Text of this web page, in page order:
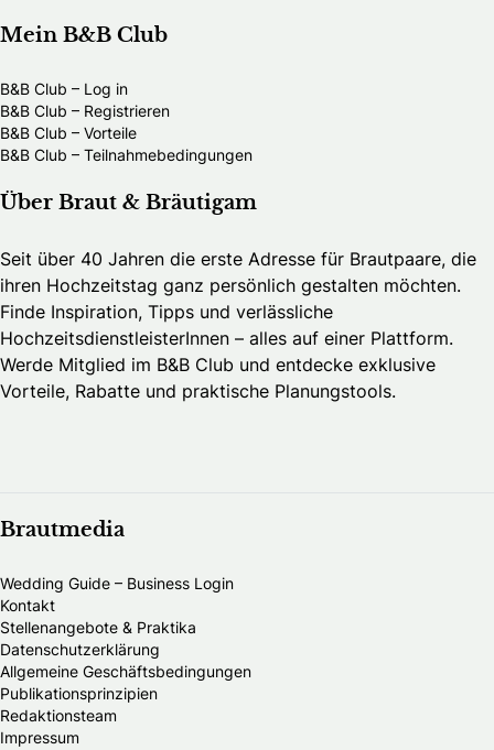
Mein B&B Club
B&B Club – Log in
B&B Club – Registrieren
B&B Club – Vorteile
B&B Club – Teilnahmebedingungen
Über Braut & Bräutigam
Seit über 40 Jahren die erste Adresse für Brautpaare, die
ihren Hochzeitstag ganz persönlich gestalten möchten.
Finde Inspiration, Tipps und verlässliche
HochzeitsdienstleisterInnen – alles auf einer Plattform.
Werde Mitglied im B&B Club und entdecke exklusive
Vorteile, Rabatte und praktische Planungstools.
Brautmedia
Wedding Guide – Business Login
Kontakt
Stellenangebote & Praktika
Datenschutzerklärung
Allgemeine Geschäftsbedingungen
Publikationsprinzipien
Redaktionsteam
Impressum